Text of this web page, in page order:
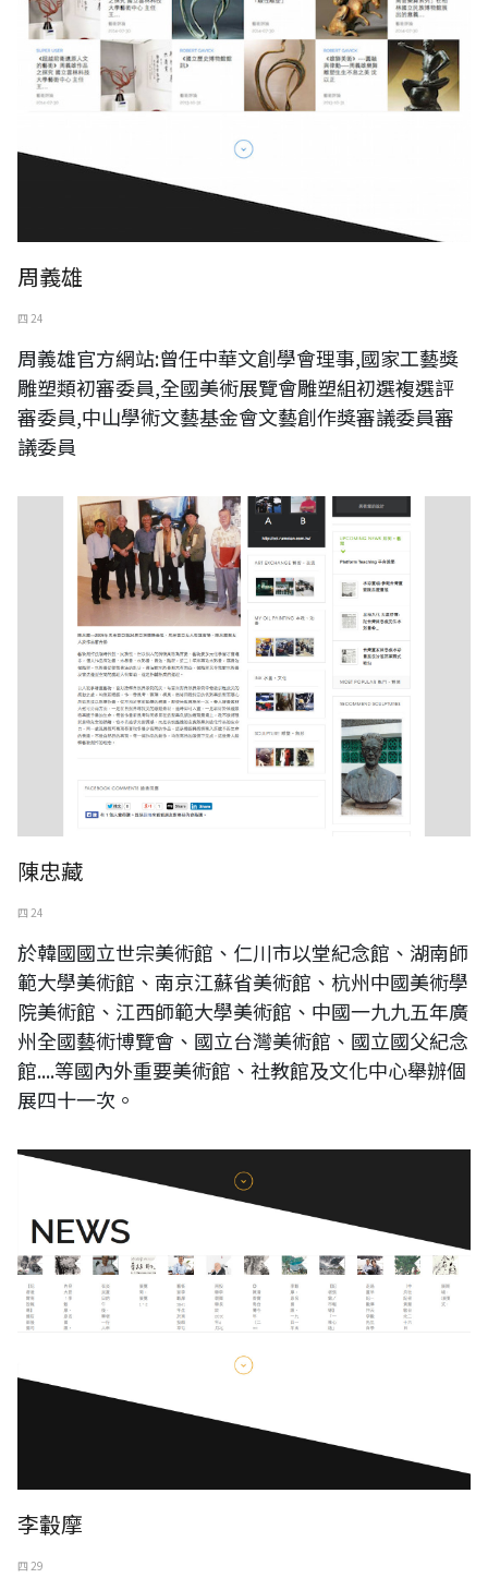
周義雄
四 24
周義雄官方網站:曾任中華文創學會理事,國家工藝獎
雕塑類初審委員,全國美術展覽會雕塑組初選複選評
審委員,中山學術文藝基金會文藝創作獎審議委員審
議委員
陳忠藏
四 24
於韓國國立世宗美術館、仁川市以堂紀念館、湖南師
範大學美術館、南京江蘇省美術館、杭州中國美術學
院美術館、江西師範大學美術館、中國一九九五年廣
州全國藝術博覽會、國立台灣美術館、國立國父紀念
館....等國內外重要美術館、社教館及文化中心舉辦個
展四十一次。
李轂摩
四 29